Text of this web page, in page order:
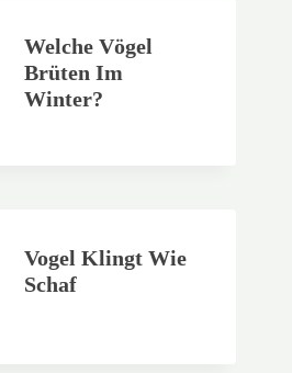
Welche Vögel
Brüten Im
Winter?
Vogel Klingt Wie
Schaf